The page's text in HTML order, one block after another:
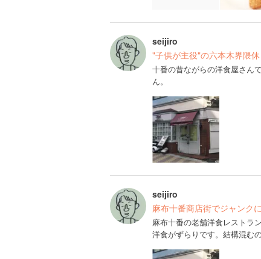
seijiro
"子供が主役"の六本木界隈休
十番の昔ながらの洋食屋さん
ん。
seijiro
麻布十番商店街でジャンク
麻布十番の老舗洋食レストラ
洋食がずらりです。結構混む